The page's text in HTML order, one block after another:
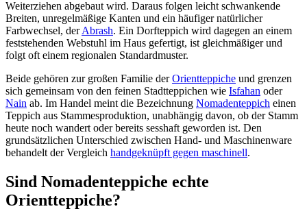
Weiterziehen abgebaut wird. Daraus folgen leicht schwankende
Breiten, unregelmäßige Kanten und ein häufiger natürlicher
Farbwechsel, derAbrash. Ein Dorfteppich wird dagegen an einem
feststehenden Webstuhl im Haus gefertigt, ist gleichmäßiger und
folgt oft einem regionalen Standardmuster.
Beide gehören zur großen Familie derOrientteppiche und grenzen
sich gemeinsam von den feinen Stadtteppichen wie Isfahan oder
Nain ab. Im Handel meint die Bezeichnung Nomadenteppich einen
Teppich aus Stammesproduktion, unabhängig davon, ob der Stamm
heute noch wandert oder bereits sesshaft geworden ist. Den
grundsätzlichen Unterschied zwischen Hand- und Maschinenware
behandelt der Vergleich handgeknüpft gegen maschinell.
Sind Nomadenteppiche echte
Orientteppiche?